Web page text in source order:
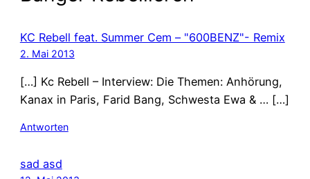
KC Rebell feat. Summer Cem – "600BENZ"- Remix
2. Mai 2013
[…] Kc Rebell – Interview: Die Themen: Anhörung,
Kanax in Paris, Farid Bang, Schwesta Ewa & … […]
Antworten
sad asd